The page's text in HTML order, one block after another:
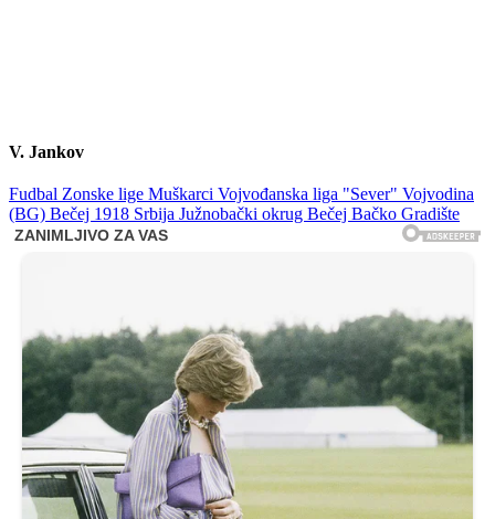
V. Jankov
Fudbal Zonske lige Muškarci Vojvođanska liga "Sever" Vojvodina
(BG) Bečej 1918 Srbija Južnobački okrug Bečej Bačko Gradište